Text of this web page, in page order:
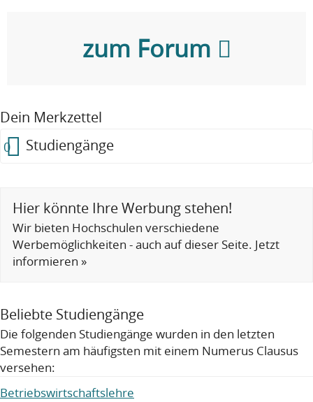
zum Forum
Dein Merkzettel
0 Studiengänge
Hier könnte Ihre Werbung stehen!
Wir bieten Hochschulen verschiedene
Werbemöglichkeiten - auch auf dieser Seite. Jetzt
informieren »
Beliebte Studiengänge
Die folgenden Studiengänge wurden in den letzten
Semestern am häufigsten mit einem Numerus Clausus
versehen:
Betriebswirtschaftslehre